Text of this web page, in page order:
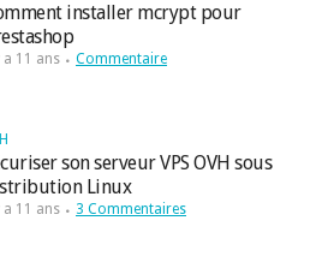
installer mcrypt pour
a 11 ans Commentaire
son serveur VPS OVH sous
Linux
a 11 ans 3 Commentaires